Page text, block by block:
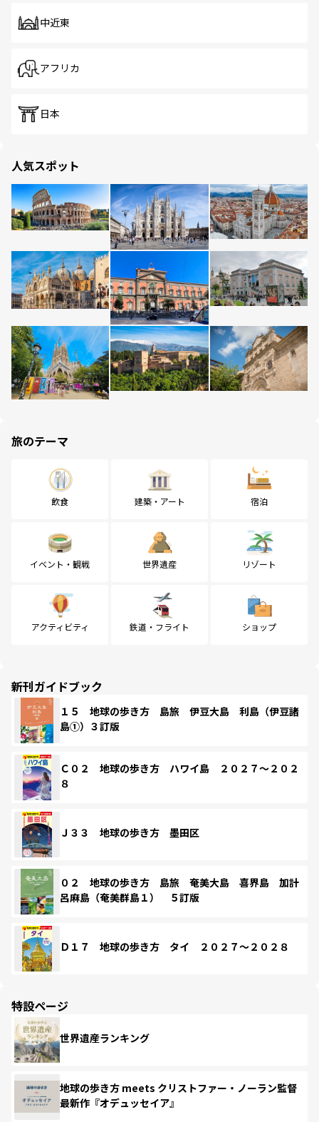
中近東
アフリカ
日本
人気スポット
旅のテーマ
飲食 建築・アート 宿泊
イベント・観戦 世界遺産 リゾート
アクティビティ 鉄道・フライト ショップ
新刊ガイドブック
１５ 地球の歩き方 島旅 伊豆大島 利島（伊豆諸
島①）３訂版
Ｃ０２ 地球の歩き方 ハワイ島 ２０２７～２０２
８
Ｊ３３ 地球の歩き方 墨田区
０２ 地球の歩き方 島旅 奄美大島 喜界島 加計
呂麻島（奄美群島１） ５訂版
Ｄ１７ 地球の歩き方 タイ ２０２７～２０２８
特設ページ
世界遺産ランキング
地球の歩き方 meets クリストファー・ノーラン監督
最新作『オデュッセイア』